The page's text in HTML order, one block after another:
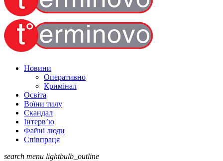
Новини
Оперативно
Кримінал
Освіта
Воїни тилу
Скандал
Інтерв’ю
Файні люди
Співпраця
search menu lightbulb_outline